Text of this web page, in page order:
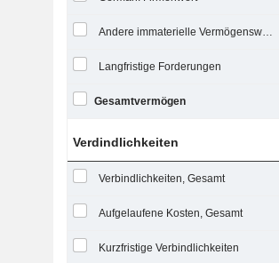
Andere immaterielle Vermögenswerte, Gesamt
Langfristige Forderungen
Gesamtvermögen
Verdindlichkeiten
Verbindlichkeiten, Gesamt
Aufgelaufene Kosten, Gesamt
Kurzfristige Verbindlichkeiten